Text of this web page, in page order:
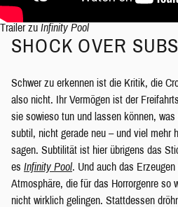
Trailer zu Infinity Pool
SHOCK OVER
Schwer zu erkennen ist die Kritik, die
also nicht. Ihr Vermögen ist der
sie sowieso tun und lassen können,
subtil, nicht gerade neu – und viel mehr
sagen. Subtilität ist hier übrigens das
es Infinity Pool. Und auch das
Atmosphäre, die für das Horrorgenre so
nicht wirklich gelingen. Stattdessen